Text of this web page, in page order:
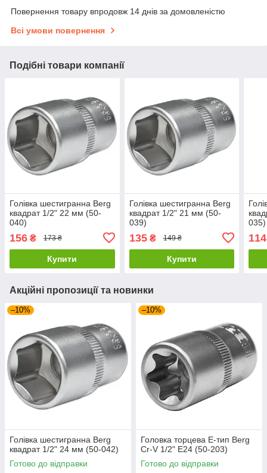
Повернення товару впродовж 14 днів за домовленістю
Всі умови повернення
Подібні товари компанії
Голівка шестигранна Berg
квадрат 1/2" 22 мм (50-
040)
156 ₴ 173 ₴
Купити
Голівка шестигранна Berg
квадрат 1/2" 21 мм (50-
039)
135₴ 149 ₴
Купити
035)
114
Акційні пропозиції та новинки
–10%
Голівка шестигранна Berg
квадрат 1/2" 24 мм (50-042)
Готово до відправки
–10%
Головка торцева Е-тип Berg
Cr-V 1/2" Е24 (50-203)
Готово до відправки